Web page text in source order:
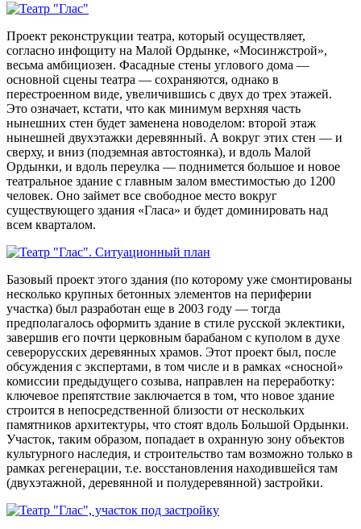
Проект реконструкции театра, который осуществляет,
согласно инфощиту на Малой Ордынке, «Мосинжстрой»,
весьма амбициозен. Фасадные стены углового дома —
основной сцены театра — сохраняются, однако в
перестроенном виде, увеличившись с двух до трех этажей.
Это означает, кстати, что как минимум верхняя часть
нынешних стен будет заменена новоделом: второй этаж
нынешней двухэтажки деревянный. А вокруг этих стен — и
сверху, и вниз (подземная автостоянка), и вдоль Малой
Ордынки, и вдоль переулка — поднимется большое и новое
театральное здание с главным залом вместимостью до 1200
человек. Оно займет все свободное место вокруг
существующего здания «Гласа» и будет доминировать над
всем кварталом.
Базовый проект этого здания (по которому уже смонтированы
несколько крупных бетонных элементов на периферии
участка) был разработан еще в 2003 году — тогда
предполагалось оформить здание в стиле русской эклектики,
завершив его почти церковным барабаном с куполом в духе
северорусских деревянных храмов. Этот проект был, после
обсуждения с экспертами, в том числе и в рамках «сносной»
комиссии предыдущего созыва, направлен на переработку:
ключевое препятствие заключается в том, что новое здание
строится в непосредственной близости от нескольких
памятников архитектуры, что стоят вдоль Большой Ордынки.
Участок, таким образом, попадает в охранную зону объектов
культурного наследия, и строительство там возможно только в
рамках регенерации, т.е. восстановления находившейся там
(двухэтажной, деревянной и полудеревянной) застройки.